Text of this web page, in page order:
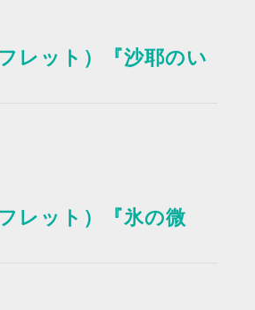
レット）『沙耶のい
レット）『氷の微